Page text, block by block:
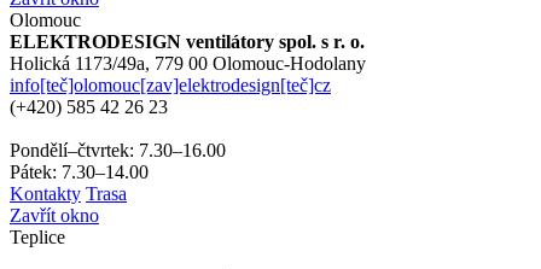
Olomouc
ELEKTRODESIGN ventilátory spol. s r. o.
Holická 1173/49a, 779 00 Olomouc-Hodolany
info[teč]olomouc[zav]elektrodesign[teč]cz
(+420) 585 42 26 23
Pondělí–čtvrtek: 7.30–16.00
Pátek: 7.30–14.00
Kontakty Trasa
Zavřít okno
Teplice